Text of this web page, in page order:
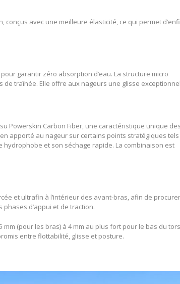
avec une meilleure élasticité, ce qui permet
garantir zéro absorption d’eau. La structure micro
traînée. Elle offre aux nageurs une glisse
Powerskin Carbon Fiber, une caractéristique unique
apporté au nageur sur certains points stratégiques tels
et son séchage rapide. La combinaison est
et ultrafin à l’intérieur des avant-bras, afin de
d’appui et de traction.
(pour les bras) à 4 mm au plus fort pour le bas du
entre flottabilité, glisse et posture.